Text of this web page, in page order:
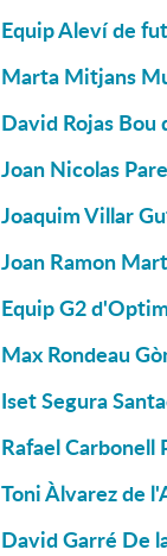
Equip Aleví de
Marta Mitjans
David Rojas
Joan Nicolas
Joaquim Villar
Joan Ramon
Equip G2
Max Rondeau
Iset Segura
Rafael Carbonell
Toni Àlvarez de
David Garré De